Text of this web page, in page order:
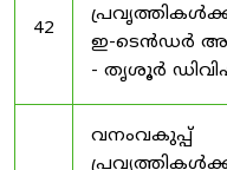
42
ഇ-ടെൻഡർ
- തൃശൂർ
വനംവകുപ്പ്